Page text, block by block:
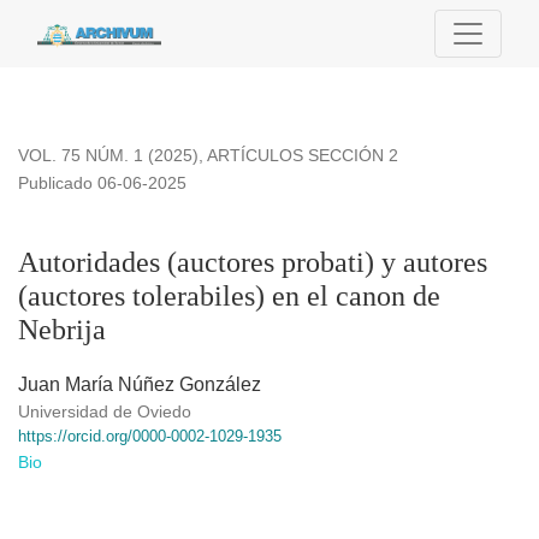
Autoridades (auctores probati) y autores (auctores
VOL. 75 NÚM. 1 (2025), ARTÍCULOS SECCIÓN 2
Autoridades (auctores probati) y autores
(auctores tolerabiles) en el canon de
Nebrija
Publicado 06-06-2025
Juan María Núñez González
Universidad de Oviedo
https://orcid.org/0000-0002-1029-1935
Bio